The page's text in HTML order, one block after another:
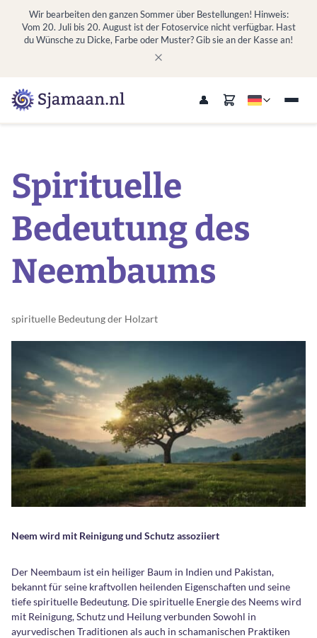
Wir bearbeiten den ganzen Sommer über Bestellungen! Hinweis:
Vom 20. Juli bis 20. August ist der Fotoservice nicht verfügbar. Hast
du Wünsche zu Dicke, Farbe oder Muster? Gib sie an der Kasse an!
Spirituelle
Bedeutung des
Neembaums
spirituelle Bedeutung der Holzart
Neem wird mit Reinigung und Schutz assoziiert
Der Neembaum ist ein heiliger Baum in Indien und Pakistan,
bekannt für seine kraftvollen heilenden Eigenschaften und seine
tiefe spirituelle Bedeutung. Die spirituelle Energie des Neems wird
mit Reinigung, Schutz und Heilung verbunden Sowohl in
ayurvedischen Traditionen als auch in schamanischen Praktiken